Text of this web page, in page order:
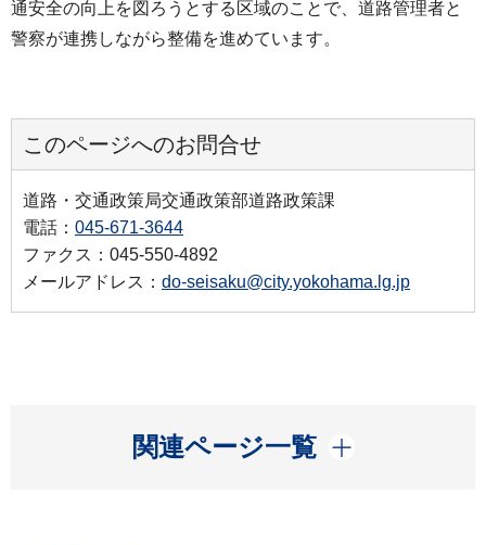
通安全の向上を図ろうとする区域のことで、道路管理者と
警察が連携しながら整備を進めています。
このページへのお問合せ
道路・交通政策局交通政策部道路政策課
電話： 045-671-3644
ファクス：045-550-4892
メールアドレス： do-seisaku@city.yokohama.lg.jp
関連ページ一覧
開く